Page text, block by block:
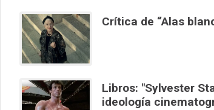
Crítica de “Alas
Libros: "Sylvester
ideología